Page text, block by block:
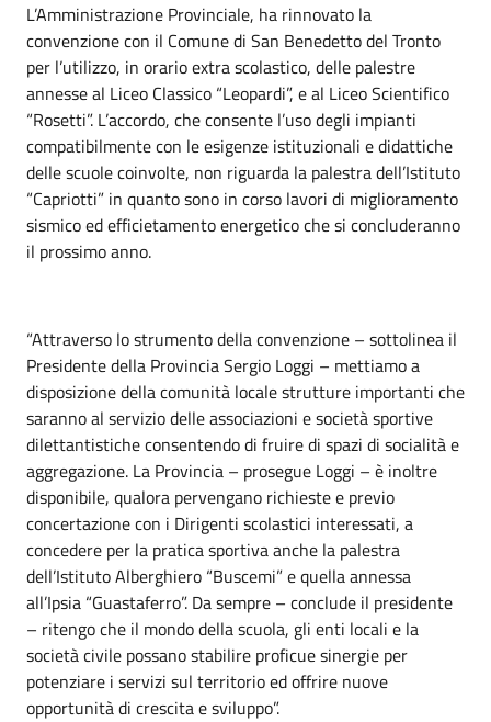
L’Amministrazione Provinciale, ha rinnovato la
convenzione con il Comune di San Benedetto del Tronto
per l’utilizzo, in orario extra scolastico, delle palestre
annesse al Liceo Classico “Leopardi”, e al Liceo Scientifico
“Rosetti”. L’accordo, che consente l’uso degli impianti
compatibilmente con le esigenze istituzionali e didattiche
delle scuole coinvolte, non riguarda la palestra dell’Istituto
“Capriotti” in quanto sono in corso lavori di miglioramento
sismico ed efficietamento energetico che si concluderanno
il prossimo anno.
“Attraverso lo strumento della convenzione – sottolinea il
Presidente della Provincia Sergio Loggi – mettiamo a
disposizione della comunità locale strutture importanti che
saranno al servizio delle associazioni e società sportive
dilettantistiche consentendo di fruire di spazi di socialità e
aggregazione. La Provincia – prosegue Loggi – è inoltre
disponibile, qualora pervengano richieste e previo
concertazione con i Dirigenti scolastici interessati, a
concedere per la pratica sportiva anche la palestra
dell’Istituto Alberghiero “Buscemi” e quella annessa
all’Ipsia “Guastaferro”. Da sempre – conclude il presidente
– ritengo che il mondo della scuola, gli enti locali e la
società civile possano stabilire proficue sinergie per
potenziare i servizi sul territorio ed offrire nuove
opportunità di crescita e sviluppo”.